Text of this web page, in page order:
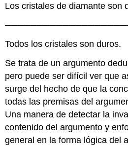
Los cristales de diamante son
Todos los cristales son duros.
Se trata de un argumento
pero puede ser difícil ver que
surge del hecho de que la
todas las premisas del
Una manera de detectar la
contenido del argumento y
general en la forma lógica del